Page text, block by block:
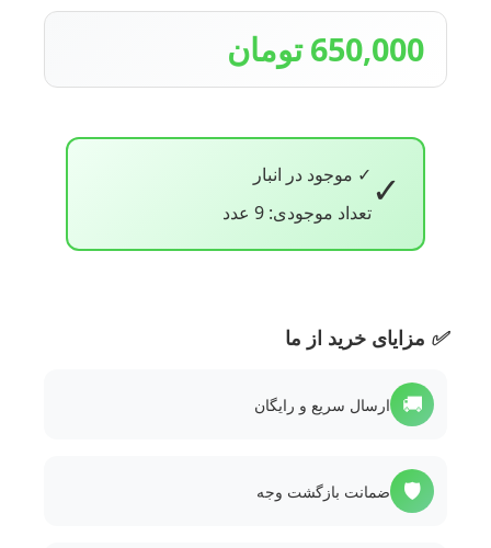
650,000 تومان
✓ ✓ موجود در انبار
تعداد موجودی: 9 عدد
✅ مزایای خرید از ما
🚚 ارسال سریع و رایگان
🛡️ ضمانت بازگشت وجه